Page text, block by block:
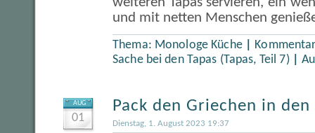
und mit netten Menschen
Thema: Monologe Küche
Sache bei den Tapas (Tapas, Teil 7)|
AUG
01
Pack den Griechen in den
Dienstag, 1. August 2023 19:37